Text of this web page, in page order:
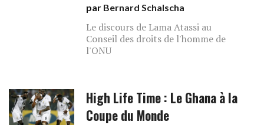
par Bernard Schalscha
Le discours de Lama Atassi au
Conseil des droits de l'homme de
l'ONU
High Life Time : Le Ghana à la
Coupe du Monde